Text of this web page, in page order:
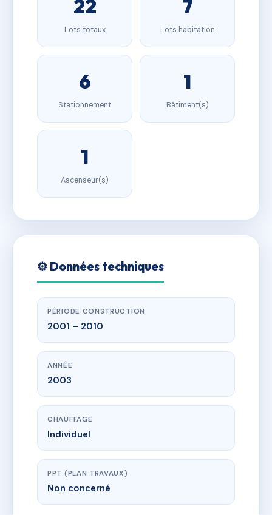
22
Lots totaux
7
Lots habitation
6
Stationnement
1
Bâtiment(s)
1
Ascenseur(s)
⚙️ Données techniques
PÉRIODE CONSTRUCTION
2001 – 2010
ANNÉE
2003
CHAUFFAGE
Individuel
PPT (PLAN TRAVAUX)
Non concerné